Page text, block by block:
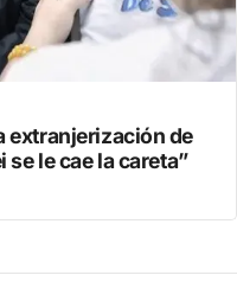
extranjerización de
le cae la careta”